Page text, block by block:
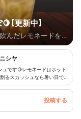
【更新中】
んだレモネードを載
ードハント💐🤗
シヤ
ュです🍋レモネードはホット
るスカッシュなら暑い日でも
果汁感を感じるフレッシュ
のレモンでした😳